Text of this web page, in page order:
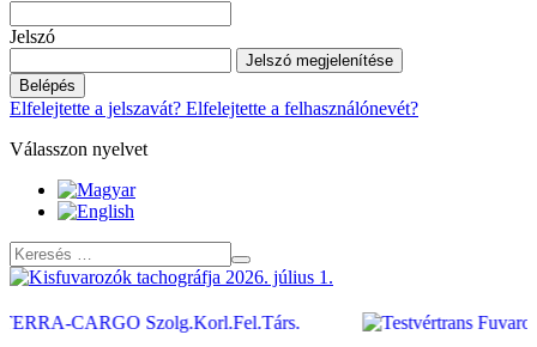
Jelszó
Jelszó megjelenítése
Belépés
Elfelejtette a jelszavát? Elfelejtette a felhasználónevét?
Válasszon nyelvet